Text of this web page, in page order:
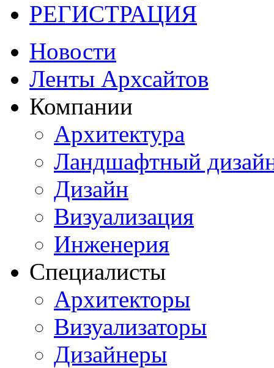
РЕГИСТРАЦИЯ
Новости
Ленты Архсайтов
Компании
Архитектура
Ландшафтный
Дизайн
Визуализация
Инженерия
Специалисты
Архитекторы
Визуализаторы
Дизайнеры